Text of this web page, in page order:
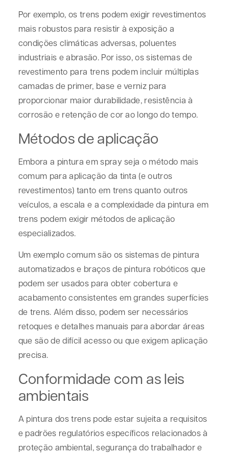
Por exemplo, os trens podem exigir revestimentos
mais robustos para resistir à exposição a
condições climáticas adversas, poluentes
industriais e abrasão. Por isso, os sistemas de
revestimento para trens podem incluir múltiplas
camadas de primer, base e verniz para
proporcionar maior durabilidade, resistência à
corrosão e retenção de cor ao longo do tempo.
Métodos de aplicação
Embora a pintura em spray seja o método mais
comum para aplicação da tinta (e outros
revestimentos) tanto em trens quanto outros
veículos, a escala e a complexidade da pintura em
trens podem exigir métodos de aplicação
especializados.
Um exemplo comum são os sistemas de pintura
automatizados e braços de pintura robóticos que
podem ser usados para obter cobertura e
acabamento consistentes em grandes superfícies
de trens. Além disso, podem ser necessários
retoques e detalhes manuais para abordar áreas
que são de difícil acesso ou que exigem aplicação
precisa.
Conformidade com as leis
ambientais
A pintura dos trens pode estar sujeita a requisitos
e padrões regulatórios específicos relacionados à
proteção ambiental, segurança do trabalhador e